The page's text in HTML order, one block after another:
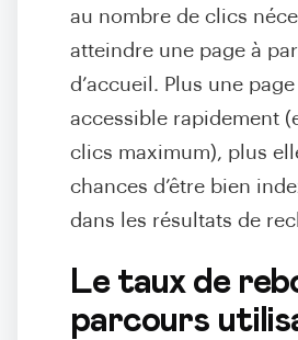
au nombre de clics
atteindre une page à
d’accueil. Plus une
accessible rapidement
clics maximum), plus
chances d’être bien
dans les résultats de
Le taux de
parcours